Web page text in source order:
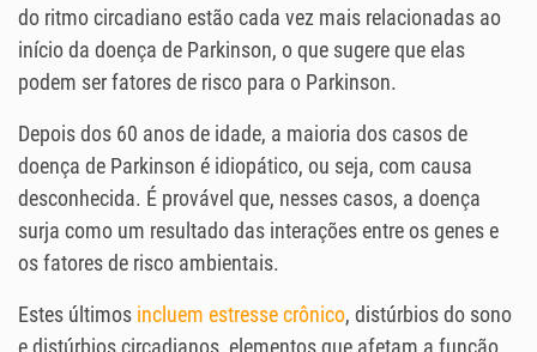
do ritmo circadiano estão cada vez mais relacionadas ao
início da doença de Parkinson, o que sugere que elas
podem ser fatores de risco para o Parkinson.
Depois dos 60 anos de idade, a maioria dos casos de
doença de Parkinson é idiopático, ou seja, com causa
desconhecida. É provável que, nesses casos, a doença
surja como um resultado das interações entre os genes e
os fatores de risco ambientais.
Estes últimos incluem estresse crônico, distúrbios do sono
e distúrbios circadianos, elementos que afetam a função